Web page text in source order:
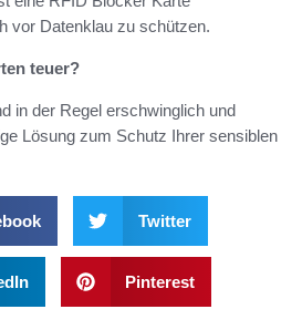
vor Datenklau zu schützen.
teuer?
in der Regel erschwinglich und
Lösung zum Schutz Ihrer sensiblen
Twitter
Pinterest